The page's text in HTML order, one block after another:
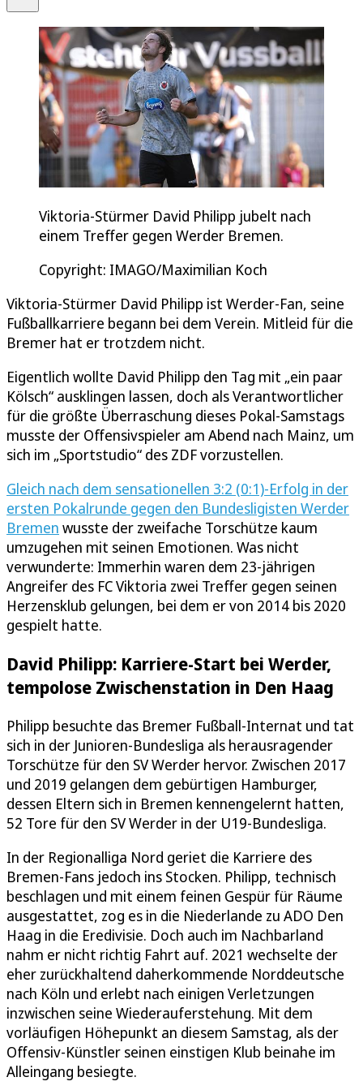
Viktoria-Stürmer David Philipp jubelt nach
einem Treffer gegen Werder Bremen.
Copyright: IMAGO/Maximilian Koch
Viktoria-Stürmer David Philipp ist Werder-Fan, seine
Fußballkarriere begann bei dem Verein. Mitleid für die
Bremer hat er trotzdem nicht.
Eigentlich wollte David Philipp den Tag mit „ein paar
Kölsch“ ausklingen lassen, doch als Verantwortlicher
für die größte Überraschung dieses Pokal-Samstags
musste der Offensivspieler am Abend nach Mainz, um
sich im „Sportstudio“ des ZDF vorzustellen.
Gleich nach dem sensationellen 3:2 (0:1)-Erfolg in der
ersten Pokalrunde gegen den Bundesligisten Werder
Bremen wusste der zweifache Torschütze kaum
umzugehen mit seinen Emotionen. Was nicht
verwunderte: Immerhin waren dem 23-jährigen
Angreifer des FC Viktoria zwei Treffer gegen seinen
Herzensklub gelungen, bei dem er von 2014 bis 2020
gespielt hatte.
David Philipp: Karriere-Start bei Werder,
tempolose Zwischenstation in Den Haag
Philipp besuchte das Bremer Fußball-Internat und tat
sich in der Junioren-Bundesliga als herausragender
Torschütze für den SV Werder hervor. Zwischen 2017
und 2019 gelangen dem gebürtigen Hamburger,
dessen Eltern sich in Bremen kennengelernt hatten,
52 Tore für den SV Werder in der U19-Bundesliga.
In der Regionalliga Nord geriet die Karriere des
Bremen-Fans jedoch ins Stocken. Philipp, technisch
beschlagen und mit einem feinen Gespür für Räume
ausgestattet, zog es in die Niederlande zu ADO Den
Haag in die Eredivisie. Doch auch im Nachbarland
nahm er nicht richtig Fahrt auf. 2021 wechselte der
eher zurückhaltend daherkommende Norddeutsche
nach Köln und erlebt nach einigen Verletzungen
inzwischen seine Wiederauferstehung. Mit dem
vorläufigen Höhepunkt an diesem Samstag, als der
Offensiv-Künstler seinen einstigen Klub beinahe im
Alleingang besiegte.